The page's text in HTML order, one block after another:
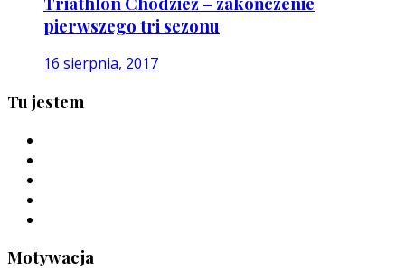
pierwszego tri sezonu
16 sierpnia, 2017
Tu jestem
Motywacja